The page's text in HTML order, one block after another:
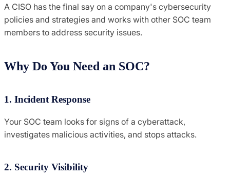
A CISO has the final say on a company's cybersecurity
policies and strategies and works with other SOC team
members to address security issues.
Why Do You Need an SOC?
1. Incident Response
Your SOC team looks for signs of a cyberattack,
investigates malicious activities, and stops attacks.
2. Security Visibility